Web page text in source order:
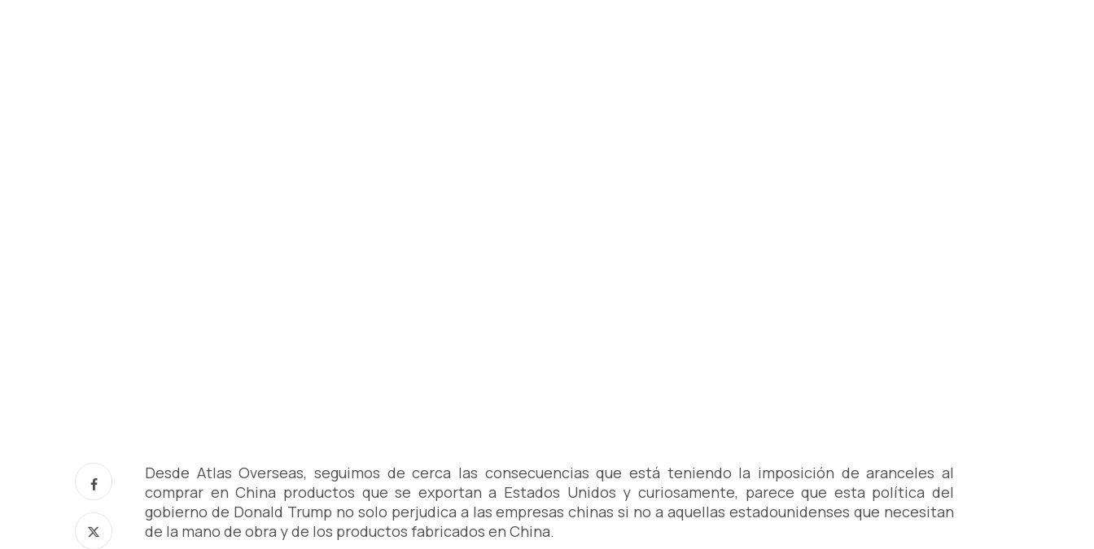
Desde Atlas Overseas, seguimos de cerca las consecuencias que está teniendo la imposición de aranceles al
comprar en China productos que se exportan a Estados Unidos y curiosamente, parece que esta política del
gobierno de Donald Trump no solo perjudica a las empresas chinas si no a aquellas estadounidenses que necesitan
de la mano de obra y de los productos fabricados en China.